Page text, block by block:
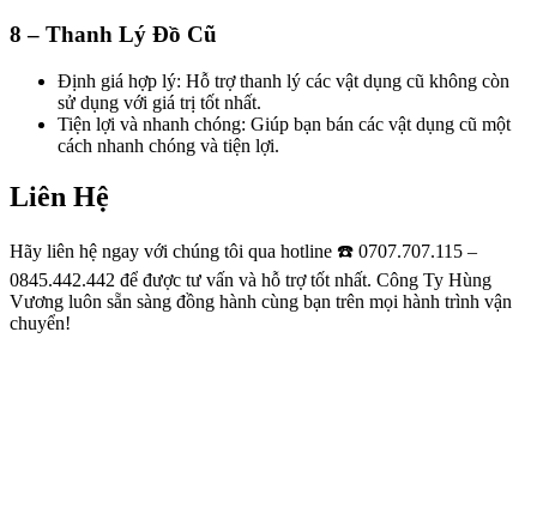
8 – Thanh Lý Đồ Cũ
Định giá hợp lý: Hỗ trợ thanh lý các vật dụng cũ không còn
sử dụng với giá trị tốt nhất.
Tiện lợi và nhanh chóng: Giúp bạn bán các vật dụng cũ một
cách nhanh chóng và tiện lợi.
Liên Hệ
Hãy liên hệ ngay với chúng tôi qua hotline ☎️ 0707.707.115 –
0845.442.442 để được tư vấn và hỗ trợ tốt nhất. Công Ty Hùng
Vương luôn sẵn sàng đồng hành cùng bạn trên mọi hành trình vận
chuyển!